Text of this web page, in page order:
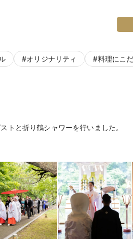
#オリジナリティ #料理にこ
トと折り鶴シャワーを行いました。